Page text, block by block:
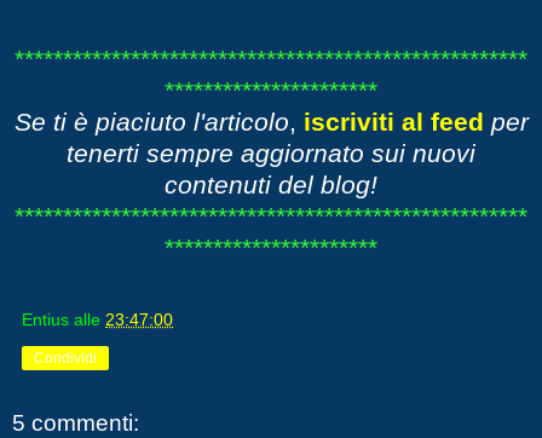
*****************************************************
**********************
Se ti è piaciuto l'articolo, iscriviti al feed per
tenerti sempre aggiornato sui nuovi
contenuti del blog!
*****************************************************
**********************
Entius alle 23:47:00
Condividi
5 commenti: